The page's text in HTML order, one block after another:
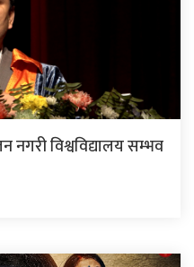
नगरी विश्वविद्यालय सम्भव